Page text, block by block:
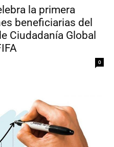
la primera
beneficiarias del
Ciudadanía Global
0